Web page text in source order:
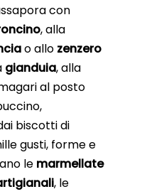
con
, alla
o allo zenzero
gianduia, alla
al posto
biscotti di
gusti, forme e
le marmellate
, le